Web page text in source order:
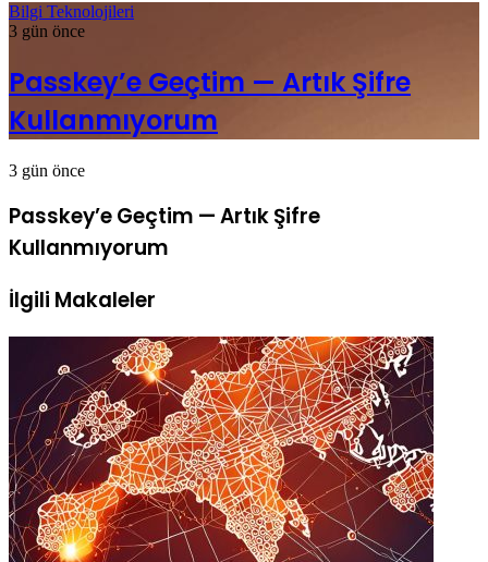
Bilgi Teknolojileri
3 gün önce
Passkey’e Geçtim — Artık Şifre
Kullanmıyorum
3 gün önce
Passkey’e Geçtim — Artık Şifre
Kullanmıyorum
İlgili Makaleler